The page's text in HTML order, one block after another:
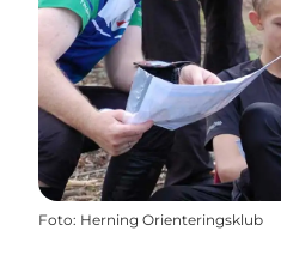
Foto: Herning Orienteringsklub